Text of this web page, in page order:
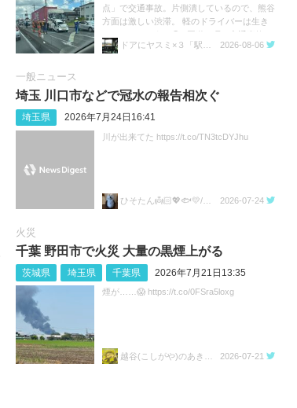
点」で交通事故。片側潰しているので、熊谷
方面は激しい渋滞。 軽のドライバーは生き
ているのだろうか😓 #国道17号 #交通事故 #
渋滞 https://t.co/sGeXdbCMfk
2026-08-06
一般ニュース
埼玉 川口市などで冠水の報告相次ぐ
埼玉県 2026年7月24日16:41
川が出来てた https://t.co/TN3tcDYJhu
ひそたん👼🏻💖🐟️💛/🍚💙🐼🧡 2026-07-24
火災
千葉 野田市で火災 大量の黒煙上がる
茨城県 埼玉県 千葉県 2026年7月21日13:35
煙が……😱 https://t.co/0FSra5loxg
2026-07-21